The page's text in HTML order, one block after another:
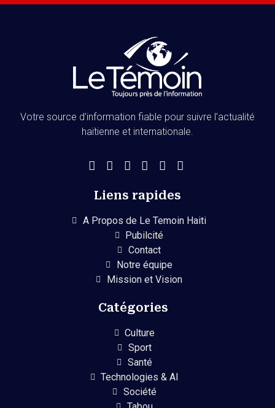
Votre source d’information fiable pour suivre l’actualité
haïtienne et internationale.
Liens rapides
A Propos de Le Temoin Haiti
Pubilcité
Contact
Notre équipe
Mission et Vision
Catégories
Culture
Sport
Santé
Technologies & AI
Société